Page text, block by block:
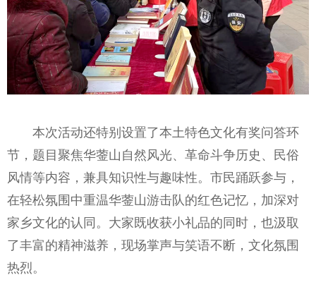
本次活动还特别设置了本土特色文化有奖问答环
节，题目聚焦华蓥山自然风光、革命斗争历史、民俗
风情等内容，兼具知识性与趣味性。市民踊跃参与，
在轻松氛围中重温华蓥山游击队的红色记忆，加深对
家乡文化的认同。大家既收获小礼品的同时，也汲取
了丰富的精神滋养，现场掌声与笑语不断，文化氛围
热烈。